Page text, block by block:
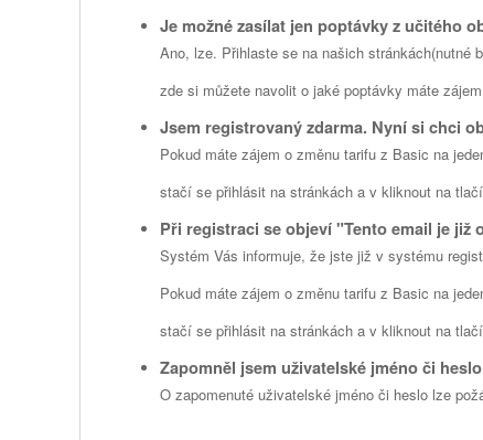
Je možné zasílat jen poptávky z učitého
Ano, lze. Přihlaste se na našich
zde si můžete navolit o jaké poptávky máte
Jsem registrovaný zdarma. Nyní si chci
Pokud máte zájem o změnu tarifu z Basic na
stačí se přihlásit na stránkách a v kliknout na
Při registraci se objeví "Tento email je již
Systém Vás informuje, že jste již v systému
Pokud máte zájem o změnu tarifu z Basic na
stačí se přihlásit na stránkách a v kliknout na
Zapomněl jsem uživatelské jméno či
O zapomenuté uživatelské jméno či heslo lze